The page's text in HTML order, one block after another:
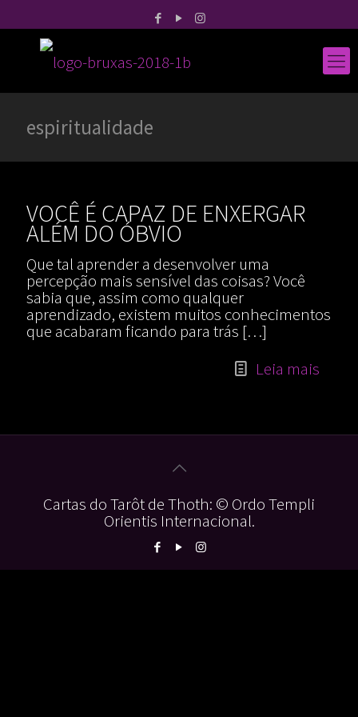
espiritualidade
VOCÊ É CAPAZ DE ENXERGAR
ALÉM DO ÓBVIO
Que tal aprender a desenvolver uma
percepção mais sensível das coisas? Você
sabia que, assim como qualquer
aprendizado, existem muitos conhecimentos
que acabaram ficando para trás […]
Leia mais
Cartas do Tarôt de Thoth: © Ordo Templi
Orientis Internacional.